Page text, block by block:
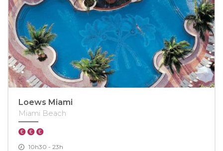
Loews Miami
Miami Beach
10h30 - 23h